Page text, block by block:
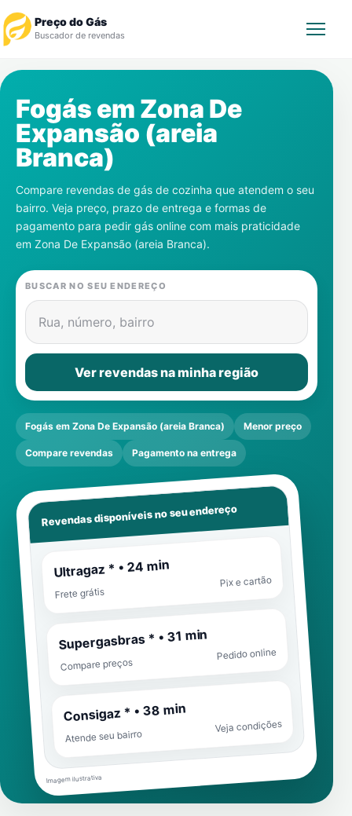
Preço do Gás
Buscador de revendas
Revendedor
Notícias
Cadastre-se
Gás
Contatos
Fogás em Zona De
Expansão (areia
Branca)
Compare revendas de gás de cozinha que atendem o seu
bairro. Veja preço, prazo de entrega e formas de
pagamento para pedir gás online com mais praticidade
em Zona De Expansão (areia Branca).
BUSCAR NO SEU ENDEREÇO
Rua, número, bairro
Ver revendas na minha região
Fogás em Zona De Expansão (areia Branca) Menor preço
Compare revendas Pagamento na entrega
Revendas disponíveis no seu endereço
Ultragaz * • 24 min
Frete grátis
Pix e cartão
Supergasbras * • 31 min
Compare preços
Pedido online
Consigaz * • 38 min
Atende seu bairro
Veja condições
Imagem ilustrativa